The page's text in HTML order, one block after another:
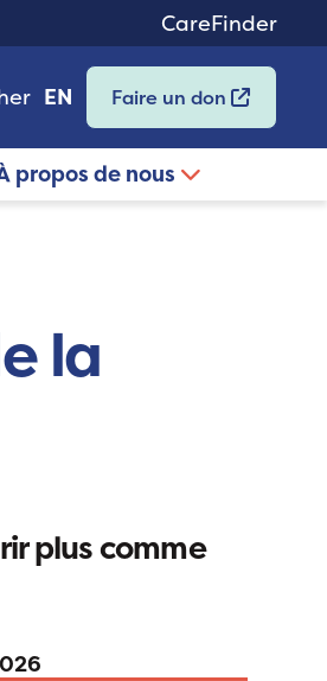
CareFinder
EN Faire un don
propos de nous
la
plus comme